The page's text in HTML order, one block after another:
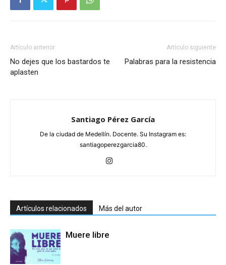
Artículo anterior
No dejes que los bastardos te
aplasten
Artículo siguiente
Palabras para la resistencia
Santiago Pérez García
De la ciudad de Medellín. Docente. Su Instagram es:
santiagoperezgarcia80.
Artículos relacionados Más del autor
Muere libre